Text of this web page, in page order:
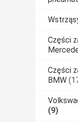
Części
Części
BMW
(9)